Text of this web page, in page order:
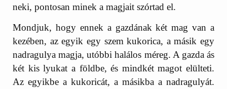
neki, pontosan minek a magjait szórtad el.
Mondjuk, hogy ennek a gazdának két mag van a
kezében, az egyik egy szem kukorica, a másik egy
nadragulya magja, utóbbi halálos méreg. A gazda ás
két kis lyukat a földbe, és mindkét magot elülteti.
Az egyikbe a kukoricát, a másikba a nadragulyát.